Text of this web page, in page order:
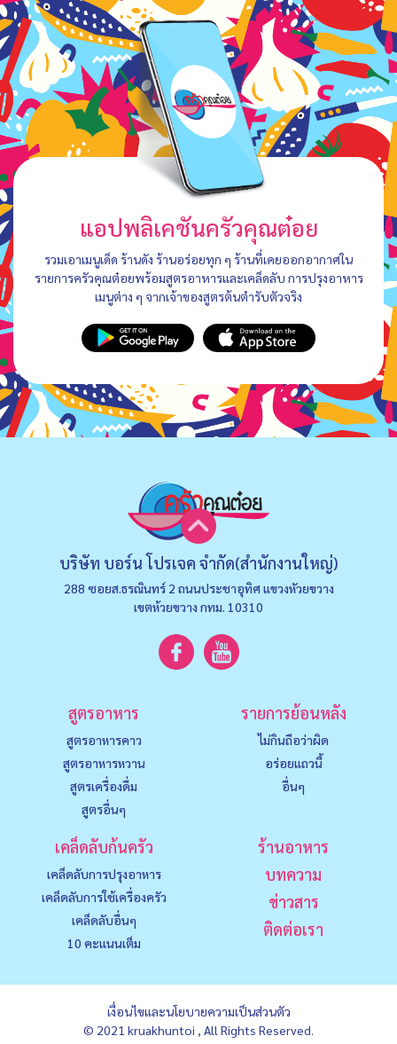
แอปพลิเคชันครัวคุณต๋อย
รวมเอาเมนูเด็ด ร้านดัง ร้านอร่อยทุก ๆ ร้านที่เคยออกอากาศใน
รายการครัวคุณต๋อยพร้อมสูตรอาหารและเคล็ดลับ การปรุงอาหาร
เมนูต่าง ๆ จากเจ้าของสูตรต้นตำรับตัวจริง
บริษัท บอร์น โปรเจค จำกัด(สำนักงานใหญ่)
288 ซอยส.ธรณินทร์ 2 ถนนประชาอุทิศ แขวงหัวยขวาง
เขตห้วยขวาง กทม. 10310
สูตรอาหาร
สูตรอาหารคาว
สูตรอาหารหวาน
สูตรเครื่องดื่ม
สูตรอื่นๆ
รายการย้อนหลัง
ไม่กินถือว่าผิด
อร่อยแถวนี้
อื่นๆ
เคล็ดลับก้นครัว
เคล็ดลับการปรุงอาหาร
เคล็ดลับการใช้เครื่องครัว
เคล็ดลับอื่นๆ
10 คะแนนเต็ม
ร้านอาหาร
บทความ
ข่าวสาร
ติดต่อเรา
เงื่อนไขและนโยบายความเป็นส่วนตัว
© 2021 kruakhuntoi , All Rights Reserved.